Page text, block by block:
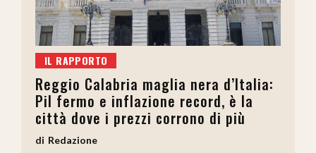
IL RAPPORTO
Reggio Calabria maglia nera d’Italia:
Pil fermo e inflazione record, è la
città dove i prezzi corrono di più
Redazione